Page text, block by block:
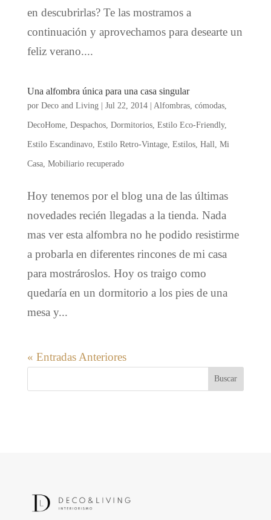
en descubrirlas? Te las mostramos a
continuación y aprovechamos para desearte un
feliz verano....
Una alfombra única para una casa singular
por Deco and Living| Jul 22, 2014| Alfombras, cómodas,
DecoHome, Despachos, Dormitorios, Estilo Eco-Friendly,
Estilo Escandinavo, Estilo Retro-Vintage, Estilos, Hall Mi
Casa, Mobiliario recuperado
Hoy tenemos por el blog una de las últimas
novedades recién llegadas a la tienda. Nada
mas ver esta alfombra no he podido resistirme
a probarla en diferentes rincones de mi casa
para mostrároslos. Hoy os traigo como
quedaría en un dormitorio a los pies de una
mesa y...
« Entradas Anteriores